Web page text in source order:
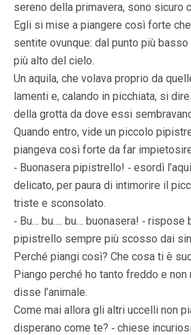
sereno della primavera, sono sicuro
Egli si mise a piangere così forte
sentite ovunque: dal punto più
più alto del cielo.
Un aquila, che volava proprio da
lamenti e, calando in picchiata, si
della grotta da dove essi
Quando entro, vide un piccolo
piangeva così forte da far
‑ Buonasera pipistrello! ‑ esordì
delicato, per paura di intimorire il
triste e sconsolato.
‑ Bu… bu…. bu… buonasera! ‑ rispose
pipistrel­lo sempre più scosso dai
Perché piangi così? Che cosa ti è
Piango perché ho tanto freddo e
disse l’animale.
Come mai allora gli altri uccelli non
disperano come te? ‑ chiese